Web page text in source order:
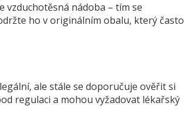
vzduchotěsná nádoba – tím se
ho v originálním obalu, který často
ale stále se doporučuje ověřit si
regulaci a mohou vyžadovat lékařský